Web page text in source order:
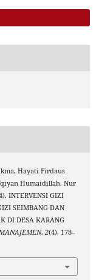
Hayati Firdaus
Humaidillah, Nur
INTERVENSI GIZI
SEIMBANG DAN
DI DESA KARANG
, 2(4), 178–